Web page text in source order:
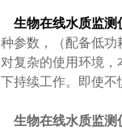
生物在线水质监测
种参数，（配备低功
对复杂的使用环境
下持续工作。即使不
生物在线水质监测